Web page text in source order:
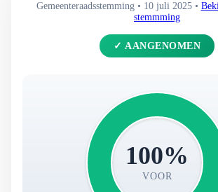
Gemeenteraadsstemming • 10 juli 2025 •
stemmming
✓ AANGENOMEN
100%
VOOR